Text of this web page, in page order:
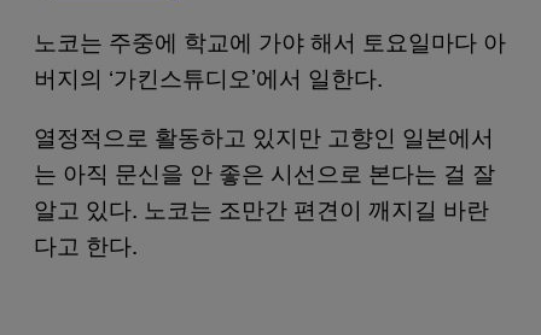
노코는 주중에 학교에 가야 해서 토요일마다 아
버지의 ‘가킨스튜디오’에서 일한다.
열정적으로 활동하고 있지만 고향인 일본에서
는 아직 문신을 안 좋은 시선으로 본다는 걸 잘
알고 있다. 노코는 조만간 편견이 깨지길 바란
다고 한다.